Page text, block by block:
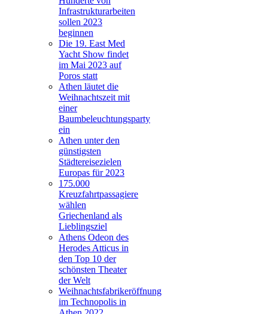
Infrastrukturarbeiten
sollen 2023
beginnen
Die 19. East Med
Yacht Show findet
im Mai 2023 auf
Poros statt
Athen läutet die
Weihnachtszeit mit
einer
Baumbeleuchtungsparty
ein
Athen unter den
günstigsten
Städtereisezielen
Europas für 2023
175.000
Kreuzfahrtpassagiere
wählen
Griechenland als
Lieblingsziel
Athens Odeon des
Herodes Atticus in
den Top 10 der
schönsten Theater
der Welt
Weihnachtsfabrikeröffnung
im Technopolis in